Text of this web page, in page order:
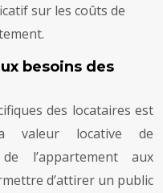
sur les coûts de
besoins des
des locataires est
valeur locative de
de l’appartement aux
d’attirer un public